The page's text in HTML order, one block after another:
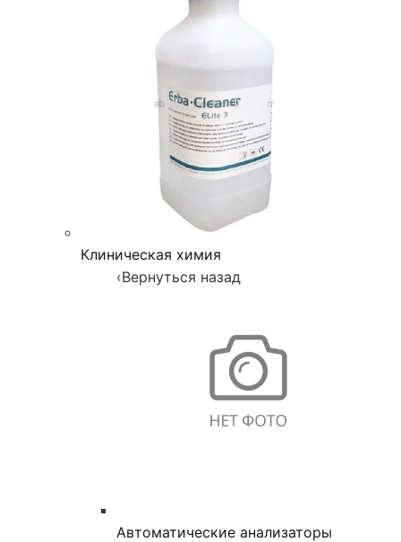
Клиническая химия
‹Вернуться назад
Автоматические анализаторы